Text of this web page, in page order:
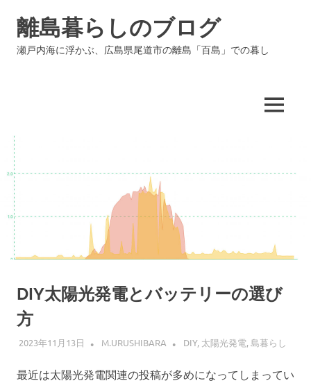
離島暮らしのブログ
瀬戸内海に浮かぶ、広島県尾道市の離島「百島」での暮し
MENU
DIY太陽光発電とバッテリーの選び
方
2023年11月13日 M.URUSHIBARA DIY, 太陽光発電,島暮らし
最近は太陽光発電関連の投稿が多めになってしまってい